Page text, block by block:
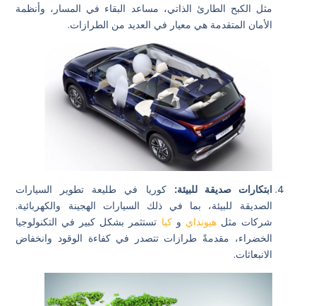
مثل الكبح الطارئ الذاتي، مساعد البقاء في المسار، وأنظمة
الأمان المتقدمة هي معيار في العديد من الطرازات.
ابتكارات صديقة للبيئة: كوريا في طليعة تطوير السيارات
الصديقة للبيئة، بما في ذلك السيارات الهجينة والكهربائية.
شركات مثلهيونداي وكيا تستثمر بشكل كبير في التكنولوجيا
الخضراء، مقدمةً طرازات تتصدر في كفاءة الوقود وانخفاض
الانبعاثات.